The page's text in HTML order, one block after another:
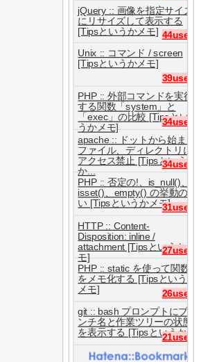
jQuery :: 画像を指定サイズ
にリサイズして表示する
[Tipsというかメモ] 44users
Unix :: コマンド / screen
[Tipsというかメモ]
39users
PHP :: 外部コマンドを実行
する関数「system」と
「exec」の比較 [Tipsとい
うかメモ]
34users
apache :: ドットから始まる
ファイル、ディレクトリに
アクセス禁止 [Tipsという
か...
34users
PHP :: 否定の!、is_null()、
isset()、empty() の挙動の違
い [Tipsというかメモ]31users
HTTP :: Content-
Disposition: inline /
attachment [Tipsというかメ
モ]
27users
PHP :: static を使って関数
をメモ化する [Tipsというか
メモ]
26users
git :: bash プロンプトにブラ
ンチ名と作業ツリーの状態
を表示する [Tipsというか...
21users